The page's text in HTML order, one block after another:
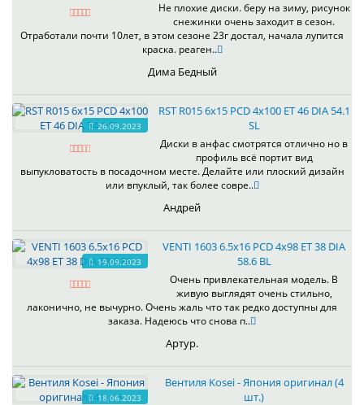
Не плохие диски. беру на зиму, рисунок
снежинки очень заходит в сезон.
Отработали почти 10лет, в этом сезоне 23г достал, начала лупится
краска. реаген..
Дима Бедный
26.09.2023
RST R015 6x15 PCD 4x100 ET 46 DIA 54.1
SL
Диски в анфас смотрятся отлично но в
профиль всё портит вид
выпукловатость в посадочном месте. Делайте или плоский дизайн
или впуклый, так более совре..
Андрей
19.09.2023
VENTI 1603 6.5x16 PCD 4x98 ET 38 DIA
58.6 BL
Очень привлекательная модель. В
живую выглядят очень стильно,
лаконично, не вычурно. Очень жаль что так редко доступны для
заказа. Надеюсь что снова п..
Артур.
18.06.2023
Вентиля Kosei - Япония оригинал (4
шт.)